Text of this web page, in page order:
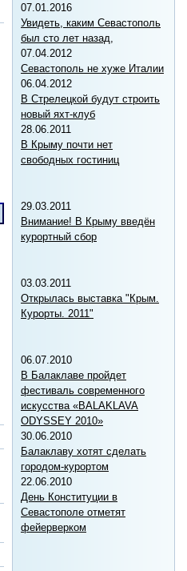
07.01.2016
Увидеть, каким Севастополь
был сто лет назад,
07.04.2012
Севастополь не хуже Италии
06.04.2012
В Стрелецкой будут строить
новый яхт-клуб
28.06.2011
В Крыму почти нет
свободных гостиниц
29.03.2011
Внимание! В Крыму введён
курортный сбор
03.03.2011
Открылась выставка "Крым.
Курорты. 2011"
06.07.2010
В Балаклаве пройдет
фестиваль современного
искусства «BALAKLAVA
ODYSSEY 2010»
30.06.2010
Балаклаву хотят сделать
городом-курортом
22.06.2010
День Конституции в
Севастополе отметят
фейерверком